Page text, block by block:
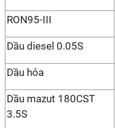
RON95-III
Dầu diesel 0.05S
Dầu hỏa
Dầu mazut 180CST
3.5S